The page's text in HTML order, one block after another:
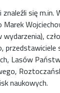
się m.in.
przedstawiciele
Lasów
naukowych.